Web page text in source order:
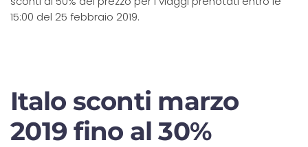
15:00 del 25 febbraio 2019.
Italo sconti marzo
2019 fino al 30%